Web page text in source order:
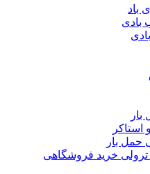
باد
بادی
حمل بار
ترولی خرید فروشگاهی